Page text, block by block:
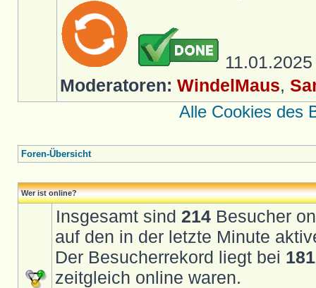
Moderatoren: WindelMaus,
Alle Cookies des
Foren-Übersicht
Wer ist online?
Insgesamt sind 214 Besucher
auf den in der letzte Minute
Der Besucherrekord liegt bei
zeitgleich online waren.